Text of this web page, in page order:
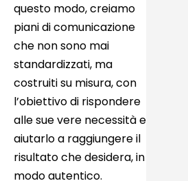
questo modo, creiamo
piani di comunicazione
che non sono mai
standardizzati, ma
costruiti su misura, con
l’obiettivo di rispondere
alle sue vere necessità e
aiutarlo a raggiungere il
risultato che desidera, in
modo autentico.